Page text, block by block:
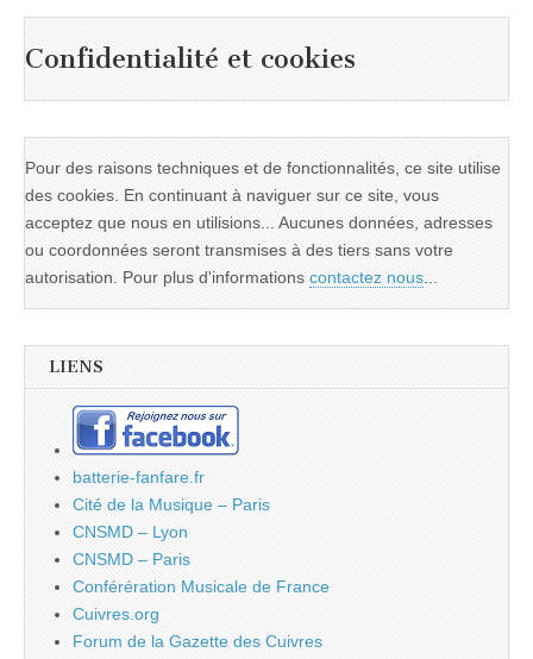
Confidentialité et cookies
Pour des raisons techniques et de fonctionnalités, ce site utilise
des cookies. En continuant à naviguer sur ce site, vous
acceptez que nous en utilisions... Aucunes données, adresses
ou coordonnées seront transmises à des tiers sans votre
autorisation. Pour plus d'informations contactez nous...
LIENS
batterie-fanfare.fr
Cité de la Musique – Paris
CNSMD – Lyon
CNSMD – Paris
Conférération Musicale de France
Cuivres.org
Forum de la Gazette des Cuivres